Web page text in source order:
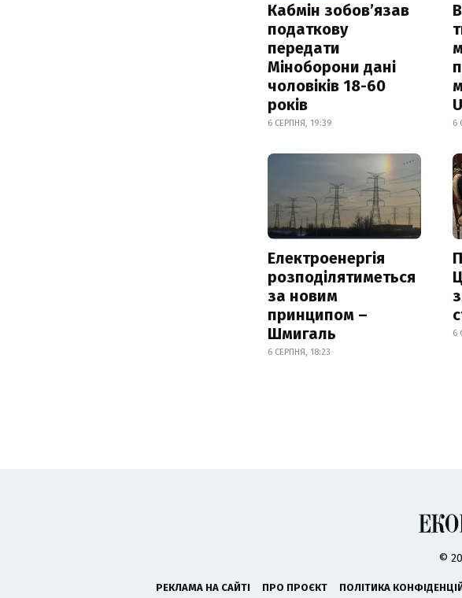
Кабмін зобовʼязав
податкову
передати
Міноборони дані
чоловіків 18-60
років
6 СЕРПНЯ, 19:39 6
Електроенергія
розподілятиметься
за новим
принципом –
Шмигаль
6 СЕРПНЯ, 18:23
6
©
РЕКЛАМА НА САЙТІ ПРО ПРОЄКТ ПОЛІТИКА